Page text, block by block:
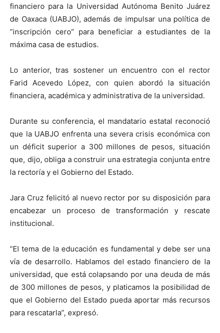
financiero para la Universidad Autónoma Benito Juárez
de Oaxaca (UABJO), además de impulsar una política de
“inscripción cero” para beneficiar a estudiantes de la
máxima casa de estudios.
Lo anterior, tras sostener un encuentro con el rector
Farid Acevedo López, con quien abordó la situación
financiera, académica y administrativa de la universidad.
Durante su conferencia, el mandatario estatal reconoció
que la UABJO enfrenta una severa crisis económica con
un déficit superior a 300 millones de pesos, situación
que, dijo, obliga a construir una estrategia conjunta entre
la rectoría y el Gobierno del Estado.
Jara Cruz felicitó al nuevo rector por su disposición para
encabezar un proceso de transformación y rescate
institucional.
“El tema de la educación es fundamental y debe ser una
vía de desarrollo. Hablamos del estado financiero de la
universidad, que está colapsando por una deuda de más
de 300 millones de pesos, y platicamos la posibilidad de
que el Gobierno del Estado pueda aportar más recursos
para rescatarla”, expresó.